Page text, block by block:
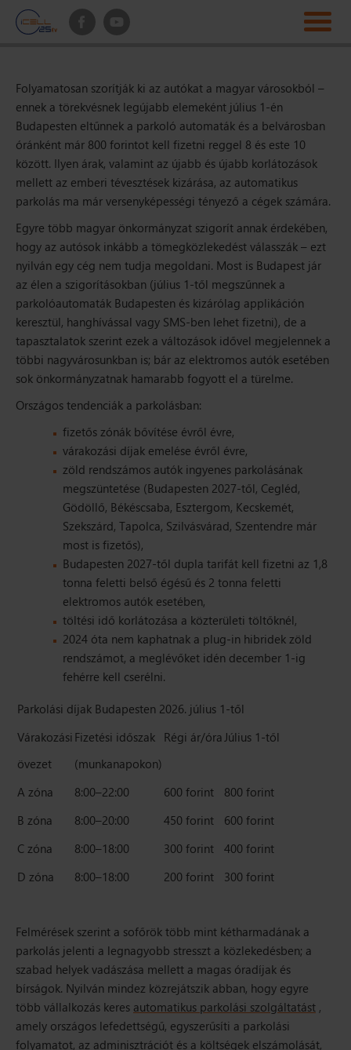
Folyamatosan szorítják ki az autókat a magyar városokból –
ennek a törekvésnek legújabb elemeként július 1-én
Budapesten eltűnnek a parkoló automaták és a belvárosban
óránként már 800 forintot kell fizetni reggel 8 és este 10
között. Ilyen árak, valamint az újabb és újabb korlátozások
mellett az emberi tévesztések kizárása, az automatikus
parkolás ma már versenyképességi tényező a cégek számára.
Egyre több magyar önkormányzat szigorít annak érdekében,
hogy az autósok inkább a tömegközlekedést válasszák – ezt
nyilván egy cég nem tudja megoldani. Most is Budapest jár
az élen a szigorításokban (július 1-től megszűnnek a
parkolóautomaták Budapesten és kizárólag applikáción
keresztül, hanghívással vagy SMS-ben lehet fizetni), de a
tapasztalatok szerint ezek a változások idővel megjelennek a
többi nagyvárosunkban is; bár az elektromos autók esetében
sok önkormányzatnak hamarabb fogyott el a türelme.
Országos tendenciák a parkolásban:
fizetős zónák bővítése évről évre,
várakozási díjak emelése évről évre,
zöld rendszámos autók ingyenes parkolásának
megszüntetése (Budapesten 2027-től, Cegléd,
Gödöllő, Békéscsaba, Esztergom, Kecskemét,
Szekszárd, Tapolca, Szilvásvárad, Szentendre már
most is fizetős),
Budapesten 2027-től dupla tarifát kell fizetni az 1,8
tonna feletti belső égésű és 2 tonna feletti
elektromos autók esetében,
töltési idő korlátozása a közterületi töltőknél,
2024 óta nem kaphatnak a plug-in hibridek zöld
rendszámot, a meglévőket idén december 1-ig
fehérre kell cserélni.
Parkolási díjak Budapesten 2026. július 1-től
Várakozási
övezet
Fizetési időszak
(munkanapokon)
Régi ár/óraJúlius 1-től
A zóna 8:00–22:00 600 forint
800 forint
B zóna
8:00–20:00 450 forint
600 forint
C zóna
8:00–18:00 300 forint
400 forint
D zóna
8:00–18:00 200 forint 300 forint
Felmérések szerint a sofőrök több mint kétharmadának a
parkolás jelenti a legnagyobb stresszt a közlekedésben; a
szabad helyek vadászása mellett a magas óradíjak és
bírságok. Nyilván mindez közrejátszik abban, hogy egyre
több vállalkozás keres automatikus parkolási szolgáltatást ,
amely országos lefedettségű, egyszerűsíti a parkolási
folyamatot, az adminisztrációt és a költségek elszámolását,